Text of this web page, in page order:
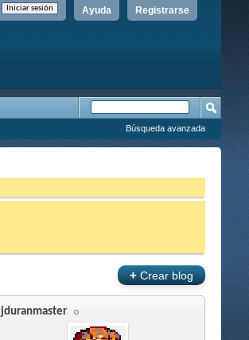
Registrarse
Ayuda
Búsqueda avanzada
+Crear blog
jduranmaster